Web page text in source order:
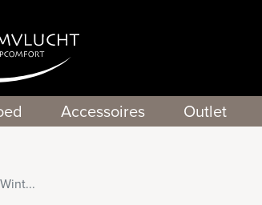
Accessoires Outlet